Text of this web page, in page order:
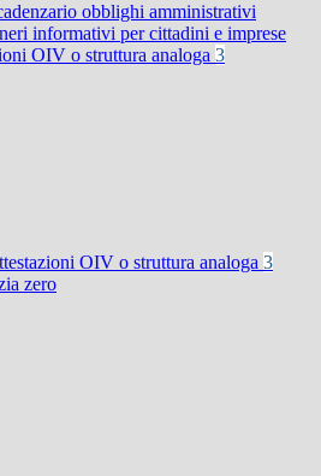
obblighi amministrativi
informativi per cittadini e imprese
OIV o struttura analoga 3
OIV o struttura analoga 3
zero